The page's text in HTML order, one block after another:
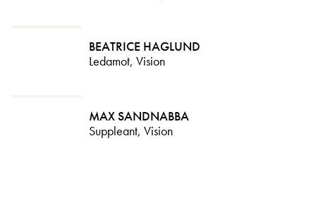
BEATRICE HAGLUND
Ledamot, Vision
MAX SANDNABBA
Suppleant, Vision